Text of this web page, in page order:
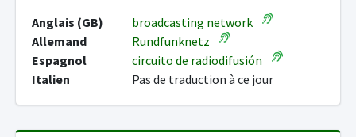
Anglais (GB)
broadcasting network
Allemand
Rundfunknetz
Espagnol
circuito de radiodifusión
Italien
Pas de traduction à ce jour